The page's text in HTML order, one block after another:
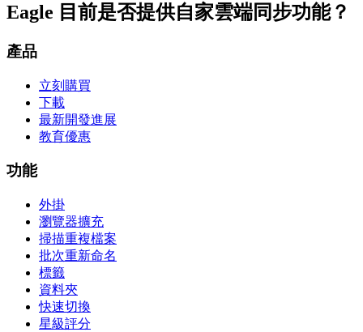
Eagle 目前是否提供自家雲端同步功能？
產品
立刻購買
下載
最新開發進展
教育優惠
功能
外掛
瀏覽器擴充
掃描重複檔案
批次重新命名
標籤
資料夾
快速切換
星級評分